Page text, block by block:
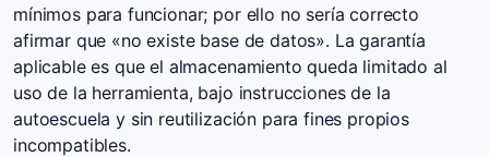
mínimos para funcionar; por ello no sería correcto
afirmar que «no existe base de datos». La garantía
aplicable es que el almacenamiento queda limitado al
uso de la herramienta, bajo instrucciones de la
autoescuela y sin reutilización para fines propios
incompatibles.